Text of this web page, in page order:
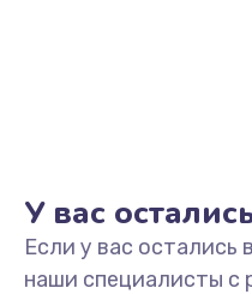
У вас
Если у вас
наши специалисты с